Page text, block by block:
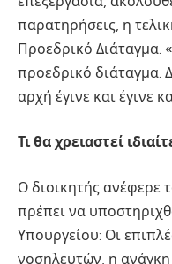
παρατηρήσεις, η
Προεδρικό Διάταγμα.
προεδρικό διάταγμα.
αρχή έγινε και έγινε
Τι θα χρειαστεί
Ο διοικητής ανέφερε
πρέπει να
Υπουργείου: Οι
νοσηλευτών, η ανάγκη